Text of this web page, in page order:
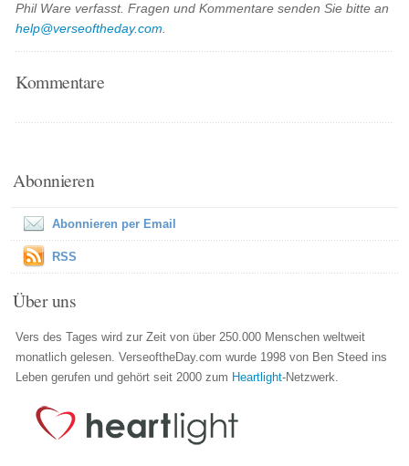
Phil Ware verfasst. Fragen und Kommentare senden Sie bitte an
help@verseoftheday.com
Kommentare
Abonnieren
Abonnieren per Email
RSS
Über uns
Vers des Tages wird zur Zeit von über 250.000 Menschen weltweit
monatlich gelesen. VerseoftheDay.com wurde 1998 von Ben Steed ins
Leben gerufen und gehört seit 2000 zum Heartlight-Netzwerk.